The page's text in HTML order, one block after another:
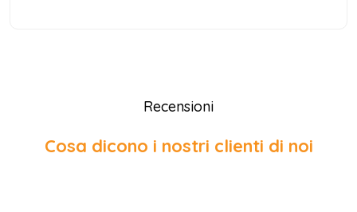
Recensioni
Cosa dicono i nostri clienti di noi